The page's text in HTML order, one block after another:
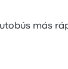
más